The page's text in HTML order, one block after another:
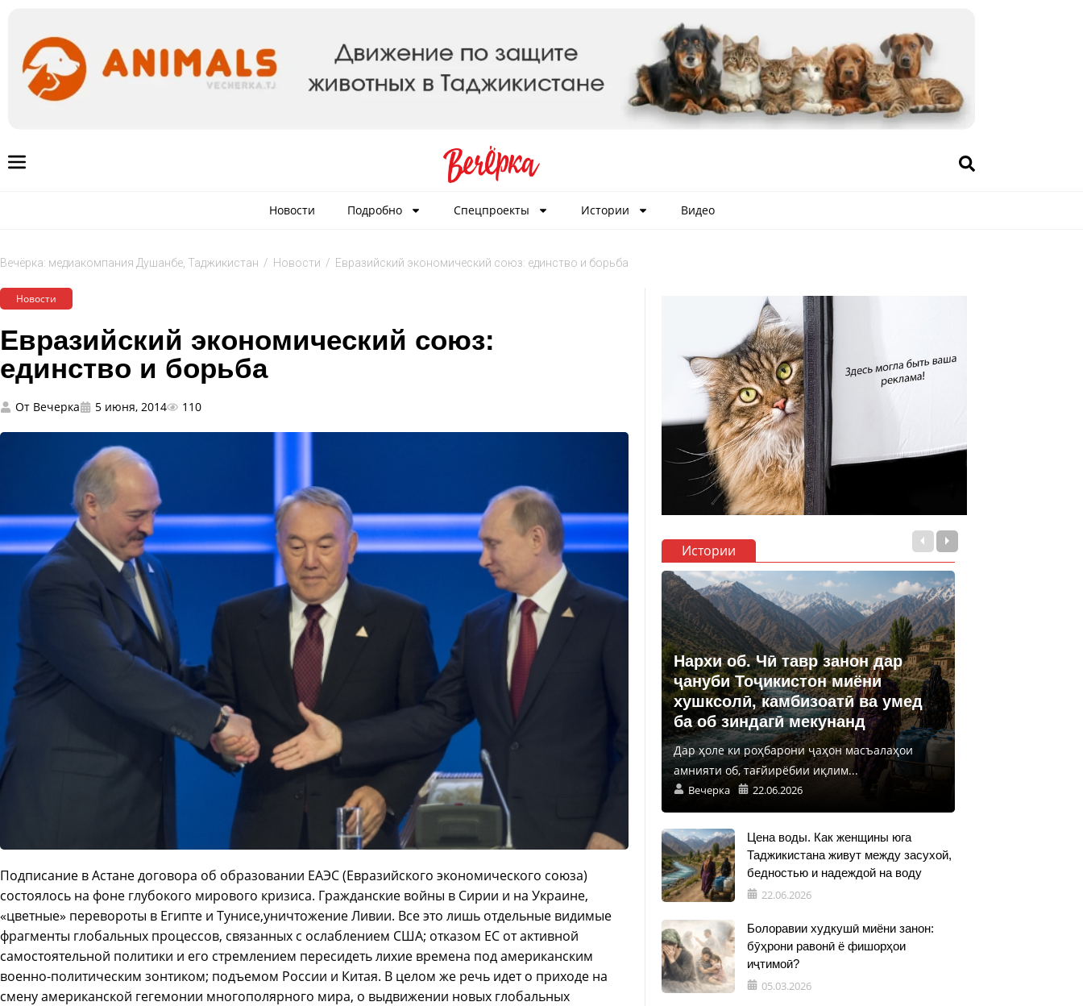
Новости Подробно Спецпроекты Истории Видео
Вечёрка: медиакомпания Душанбе, Таджикистан / Новости / Евразийский экономический союз: единство и борьба
Новости
Евразийский экономический союз:
единство и борьба
От Вечерка 5 июня, 2014 110
Подписание в Астане договора об образовании ЕАЭС (Евразийского экономического союза)
состоялось на фоне глубокого мирового кризиса. Гражданские войны в Сирии и на Украине,
«цветные» перевороты в Египте и Тунисе,уничтожение Ливии. Все это лишь отдельные видимые
фрагменты глобальных процессов, связанных с ослаблением США; отказом ЕС от активной
самостоятельной политики и его стремлением пересидеть лихие времена под американским
военно-политическим зонтиком; подъемом России и Китая. В целом же речь идет о приходе на
смену американской гегемонии многополярного мира, о выдвижении новых глобальных
Истории
Нархи об. Чӣ тавр занон дар
ҷануби Тоҷикистон миёни
хушксолӣ, камбизоатӣ ва умед
ба об зиндагӣ мекунанд
Дар ҳоле ки роҳбарони ҷаҳон масъалаҳои
амнияти об, тағйирёбии иқлим...
Вечерка 22.06.2026
Цена воды. Как женщины юга
Таджикистана живут между засухой,
бедностью и надеждой на воду
22.06.2026
Болоравии худкушӣ миёни занон:
бӯҳрони равонӣ ё фишорҳои
иҷтимоӣ?
05.03.2026